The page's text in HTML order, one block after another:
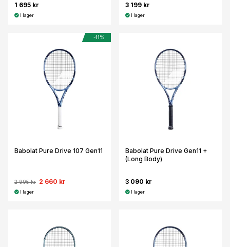
1 695 kr
I lager
3 199 kr
I lager
-11%
Babolat Pure Drive 107 Gen11
2 995 kr 2 660 kr
I lager
Babolat Pure Drive Gen11 +
(Long Body)
3 090 kr
I lager